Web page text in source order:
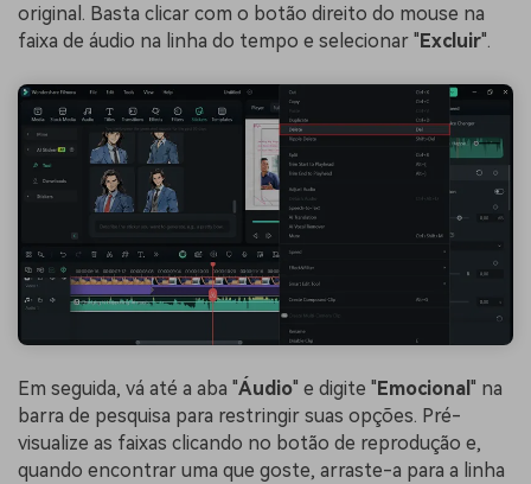
original. Basta clicar com o botão direito do mouse na
faixa de áudio na linha do tempo e selecionar "Excluir".
Em seguida, vá até a aba "Áudio" e digite " Emocional " na
barra de pesquisa para restringir suas opções. Pré-
visualize as faixas clicando no botão de reprodução e,
quando encontrar uma que goste, arraste-a para a linha